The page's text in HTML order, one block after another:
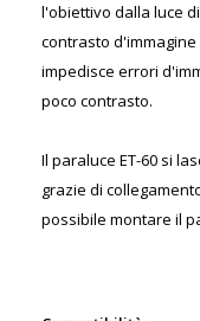
l'obiettivo dalla luce
contrasto
impedisce errori
poco contrasto.
Il paraluce ET-60 si
grazie di
possibile montare il